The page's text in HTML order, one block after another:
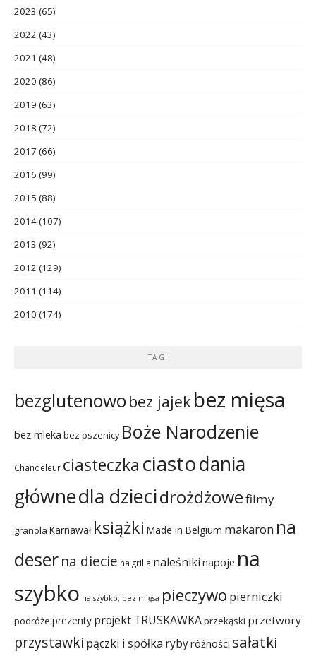
2023 (65)
2022 (43)
2021 (48)
2020 (86)
2019 (63)
2018 (72)
2017 (66)
2016 (99)
2015 (88)
2014(107)
2013 (92)
2012 (129)
2011 (114)
2010 (174)
TAGI
bezglutenowo bez jajekbez mięsa
bez mleka bez pszenicy Boże Narodzenie
Chandeleur ciasteczka ciastodania
głównedla dziecidrożdżowefilmy
granola Karnawał książki Made in Belgium makaron na
deserna diecie na grilla naleśniki napoje na
szybko na szybko; bez mięsa pieczywo pierniczki
podróże prezenty projekt TRUSKAWKAprzekąski przetwory
przystawki pączki i spółka rybyróżności sałatki